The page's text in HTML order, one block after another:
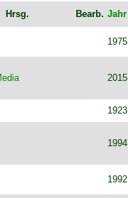
Hrsg. Bearb. Jahr
1975
2015
1923
1994
1992